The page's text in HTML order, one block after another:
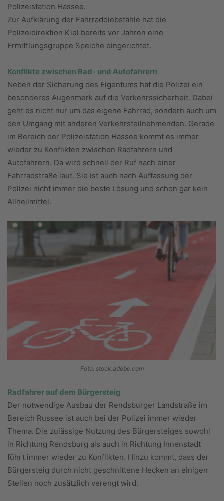
Polizeistation Hassee.
Zur Aufklärung der Fahrraddiebstähle hat die
Polizeidirektion Kiel bereits vor Jahren eine
Ermittlungsgruppe Speiche eingerichtet.
Konflikte zwischen Rad- und Autofahrern
Neben der Sicherung des Eigentums hat die Polizei ein
besonderes Augenmerk auf die Verkehrssicherheit. Dabei
geht es nicht nur um das eigene Fahrrad, sondern auch um
den Umgang mit anderen Verkehrsteilnehmenden. Gerade
im Bereich der Polizeistation Hassee kommt es immer
wieder zu Konflikten zwischen Radfahrern und
Autofahrern. Da wird schnell der Ruf nach einer
Fahrradstraße laut. Sie ist auch nach Auffassung der
Polizei nicht immer die beste Lösung und schon gar kein
Allheilmittel.
Foto: stock.adobe.com
Radfahrer auf dem Bürgersteig
Der notwendige Ausbau der Rendsburger Landstraße im
Bereich Russee ist auch bei der Polizei immer wieder
Thema. Die zulässige Nutzung des Bürgersteiges sowohl
in Richtung Rendsburg als auch in Richtung Innenstadt
führt immer wieder zu Konflikten. Hinzu kommt, dass der
Bürgersteig durch nicht geschnittene Hecken an einigen
Stellen noch zusätzlich verengt wird.